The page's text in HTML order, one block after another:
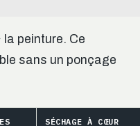
peinture. Ce
sans un ponçage
SÉCHAGE À CŒUR